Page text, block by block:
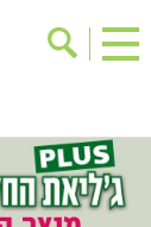
בישול בריא
ריפוי ומניעת מחלות